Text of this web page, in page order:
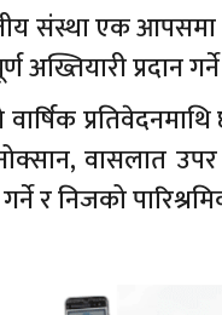
संस्था एक आपसमा
प्रदान गर्ने
वासलात
र निजको